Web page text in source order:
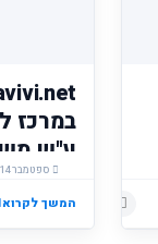
במרכז
ע"ש
ספטמבר 14, 2016
המשך לקרוא